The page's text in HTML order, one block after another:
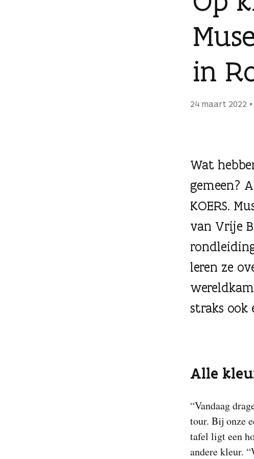
in
24 maart 2022
Wat
gemeen?
KOERS.
van Vrije
leren ze
straks ook
Alle
“Vandaag
tour. Bij onze
tafel ligt een
andere kleur.